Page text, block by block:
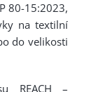
80-15:2023,
na textilní
do velikosti
REACH –